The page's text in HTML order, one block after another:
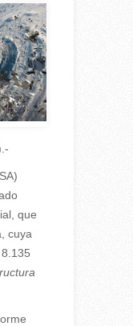
que
cuya